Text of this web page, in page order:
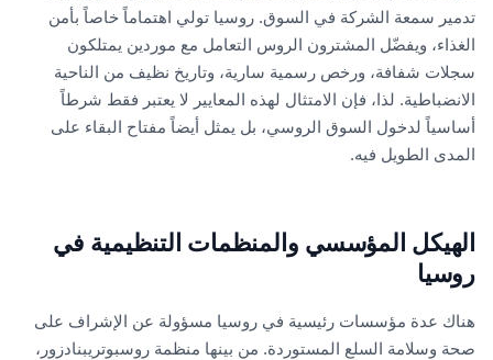
تدمير سمعة الشركة في السوق. روسيا تولي اهتماماً خاصاً بأمن
الغذاء، ويفضّل المشترون الروس التعامل مع موردين يمتلكون
سجلات شفافة، ورخص رسمية سارية، وتاريخ نظيف من الناحية
الانضباطية. لذا، فإن الامتثال لهذه المعايير لا يعتبر فقط شرطاً
أساسياً لدخول السوق الروسي، بل يمثل أيضاً مفتاح البقاء على
المدى الطويل فيه.
الهيكل المؤسسي والمنظمات التنظيمية في
روسيا
هناك عدة مؤسسات رئيسية في روسيا مسؤولة عن الإشراف على
صحة وسلامة السلع المستوردة. من بينها منظمة روسبوتريبنادزور،